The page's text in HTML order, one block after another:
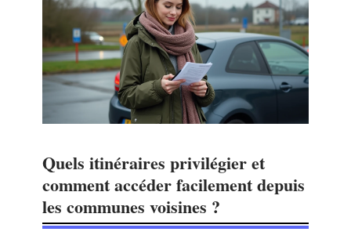
Quels itinéraires privilégier et
comment accéder facilement depuis
les communes voisines ?